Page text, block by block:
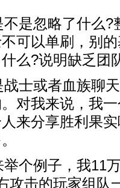
忽略了什么?
可以单刷，别
么?说明缺乏团
或者血族聊天
对我来说，我
来分享胜利果
例子，我11万
攻击的玩家组队